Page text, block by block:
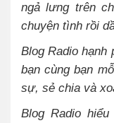
ngả lưng trên
chuyện tình rồi
Blog Radio
bạn cùng bạn
sự, sẻ chia và
Blog Radio